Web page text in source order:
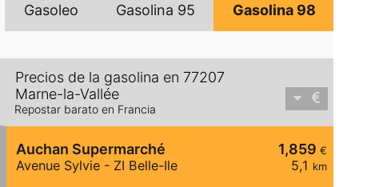
Gasoleo Gasolina 95 Gasolina 98
Precios de la gasolina en 77207
Marne-la-Vallée
Repostar barato en Francia
1,859 €
5,1 km
Auchan Supermarché
Avenue Sylvie - ZI Belle-Ile